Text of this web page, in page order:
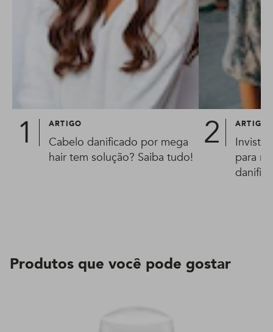
ARTIGO
Cabelo danificado por mega
hair tem solução? Saiba tudo!
ARTIGO
Invista
para
Produtos que você pode gostar